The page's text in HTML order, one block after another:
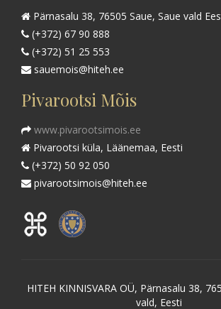
Pärnasalu 38, 76505 Saue, Saue vald
(+372) 67 90 888
(+372) 51 25 553
sauemois@hiteh.ee
Pivarootsi Mõis
www.pivarootsimois.ee
Pivarootsi küla, Läänemaa, Eesti
(+372) 50 92 050
pivarootsimois@hiteh.ee
HITEH KINNISVARA OÜ, Pärnasalu 38,
vald, Eesti